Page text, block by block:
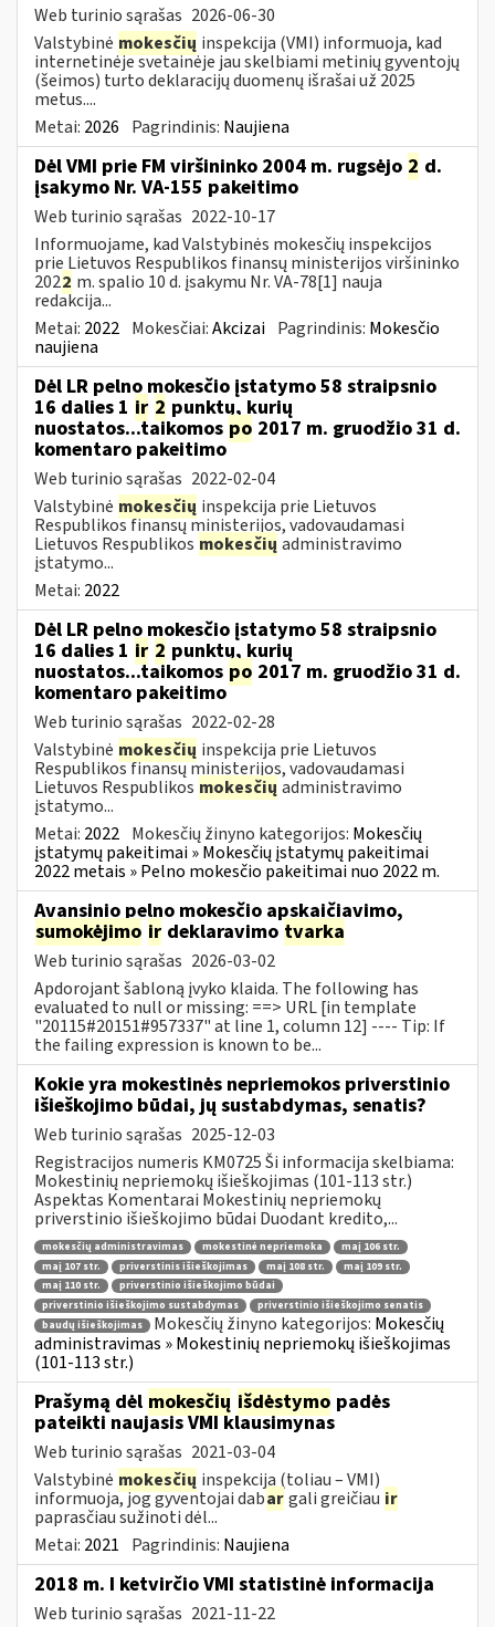
Web turinio sąrašas 2026-06-30
Valstybinė mokesčių inspekcija (VMI) informuoja, kad
internetinėje svetainėje jau skelbiami metinių gyventojų
(šeimos) turto deklaracijų duomenų išrašai už 2025
metus....
Metai: 2026 Pagrindinis: Naujiena
Dėl VMI prie FM viršininko 2004 m. rugsėjo 2 d.
įsakymo Nr. VA-155 pakeitimo
Web turinio sąrašas 2022-10-17
Informuojame, kad Valstybinės mokesčių inspekcijos
prie Lietuvos Respublikos finansų ministerijos viršininko
2022 m. spalio 10 d. įsakymu Nr. VA-78[1] nauja
redakcija...
Metai: 2022 Mokesčiai:Akcizai Pagrindinis: Mokesčio
naujiena
Dėl LR pelno mokesčio įstatymo 58 straipsnio
16 dalies 1 ir 2 punktų, kurių
nuostatos...taikomos po 2017 m. gruodžio 31 d.
komentaro pakeitimo
Web turinio sąrašas 2022-02-04
Valstybinė mokesčių inspekcija prie Lietuvos
Respublikos finansų ministerijos, vadovaudamasi
Lietuvos Respublikos mokesčių administravimo
įstatymo...
Metai: 2022
Dėl LR pelno mokesčio įstatymo 58 straipsnio
16 dalies 1 ir 2 punktų, kurių
nuostatos...taikomos po 2017 m. gruodžio 31 d.
komentaro pakeitimo
Web turinio sąrašas 2022-02-28
Valstybinė mokesčių inspekcija prie Lietuvos
Respublikos finansų ministerijos, vadovaudamasi
Lietuvos Respublikos mokesčių administravimo
įstatymo...
Metai: 2022 Mokesčių žinyno kategorijos: Mokesčių
įstatymų pakeitimai » Mokesčių įstatymų pakeitimai
2022 metais » Pelno mokesčio pakeitimai nuo 2022 m.
Avansinio pelno mokesčio apskaičiavimo,
sumokėjimo ir deklaravimo tvarka
Web turinio sąrašas 2026-03-02
Apdorojant šabloną įvyko klaida. The following has
evaluated to null or missing: ==> URL [in template
"20115#20151#957337" at line 1, column 12] ---- Tip: If
the failing expression is known to be...
Kokie yra mokestinės nepriemokos priverstinio
išieškojimo būdai, jų sustabdymas, senatis?
Web turinio sąrašas 2025-12-03
Registracijos numeris KM0725 Ši informacija skelbiama:
Mokestinių nepriemokų išieškojimas (101-113 str.)
Aspektas Komentarai Mokestinių nepriemokų
priverstinio išieškojimo būdai Duodant kredito,...
mokesčių administravimas mokestinė nepriemoka
maį 106 str.
maį 107 str.
priverstinis išieškojimas maį 108 str.
maį 109 str.
maį 110 str.
priverstinio išieškojimo būdai
priverstinio išieškojimo sustabdymas
priverstinio išieškojimo senatis
baudų išieškojimas
Mokesčių žinyno kategorijos: Mokesčių
administravimas » Mokestinių nepriemokų išieškojimas
(101-113 str.)
Prašymą dėl mokesčių išdėstymo padės
pateikti naujasis VMI klausimynas
Web turinio sąrašas 2021-03-04
Valstybinė mokesčių inspekcija (toliau – VMI)
informuoja, jog gyventojai dabargali greičiau ir
paprasčiau sužinoti dėl...
Metai: 2021 Pagrindinis: Naujiena
2018 m. I ketvirčio VMI statistinė informacija
Web turinio sąrašas 2021-11-22